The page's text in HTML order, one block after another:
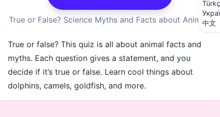
中文
True or False? Science Myths and Facts about Animals
True or false? This quiz is all about animal facts and
myths. Each question gives a statement, and you
decide if it’s true or false. Learn cool things about
dolphins, camels, goldfish, and more.